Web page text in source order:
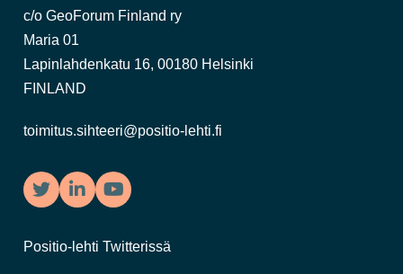
c/o GeoForum Finland ry
Maria 01
Lapinlahdenkatu 16, 00180 Helsinki
FINLAND
toimitus.sihteeri@positio-lehti.fi
TwitterLinkedInYouTube
Positio-lehti Twitterissä